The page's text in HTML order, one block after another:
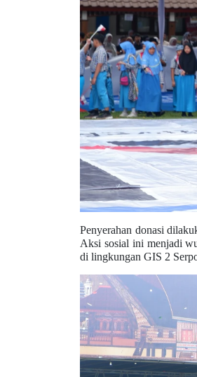
Penyerahan donasi
Aksi sosial ini menjadi
di lingkungan GIS 2